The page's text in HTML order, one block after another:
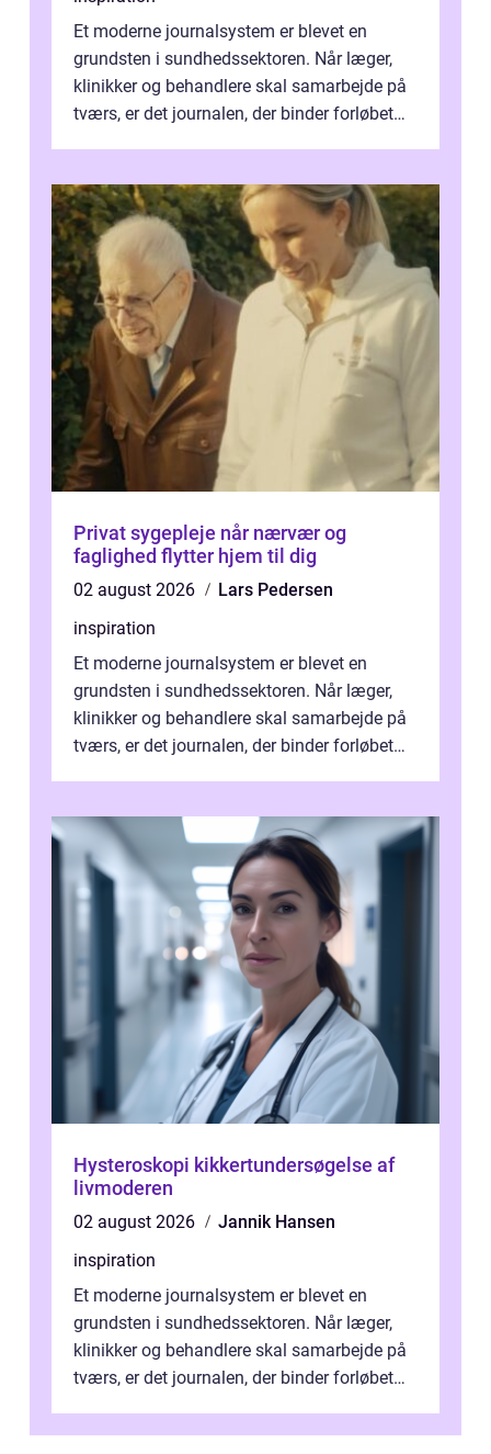
Et moderne journalsystem er blevet en
grundsten i sundhedssektoren. Når læger,
klinikker og behandlere skal samarbejde på
tværs, er det journalen, der binder forløbet
Privat sygepleje når nærvær og
faglighed flytter hjem til dig
02 august 2026
Lars Pedersen
inspiration
Et moderne journalsystem er blevet en
grundsten i sundhedssektoren. Når læger,
klinikker og behandlere skal samarbejde på
tværs, er det journalen, der binder forløbet
Hysteroskopi kikkertundersøgelse af
livmoderen
02 august 2026
Jannik Hansen
inspiration
Et moderne journalsystem er blevet en
grundsten i sundhedssektoren. Når læger,
klinikker og behandlere skal samarbejde på
tværs, er det journalen, der binder forløbet